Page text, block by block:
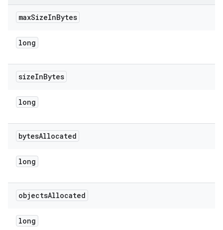
maxSizeInBytes
long
sizeInBytes
long
bytesAllocated
long
objectsAllocated
long